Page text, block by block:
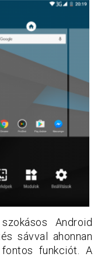
Android
sávval ahonnan
fontos funkciót. A